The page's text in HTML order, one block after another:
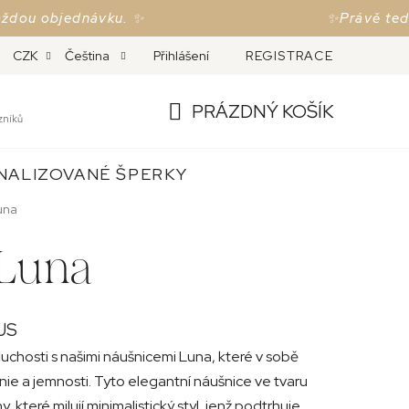
✨ ✨Právě teď
A REKLAMACE ČESKÉ PUNCOVNÍ ZNAČKY
CZK Čeština Přihlášení REGISTRACE
KOŠÍK
PRÁZDNÝ KOŠÍK
ŠPERKY
s našimi náušnicemi Luna, které v sobě
a jemnosti. Tyto elegantní náušnice ve tvaru